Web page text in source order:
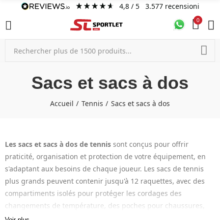
4,8/ 5 3.577 recensioni
0
Sacs et sacs à dos
Accueil Tennis Sacs et sacs à dos
Les sacs et sacs à dos de tennis sont conçus pour offrir
praticité, organisation et protection de votre équipement, en
s'adaptant aux besoins de chaque joueur. Les sacs de tennis
plus grands peuvent contenir jusqu'à 12 raquettes, avec des
compartiments isolés pour protéger les cordages des
changements de température, des poches pour chaussures,
accessoires et objets personnels. Les sacs à dos de tennis sont